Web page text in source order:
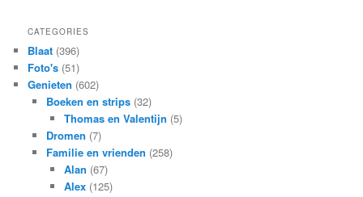
CATEGORIES
Blaat (396)
Foto's (51)
Genieten (602)
Boeken en strips(32)
Thomas en Valentijn (5)
Dromen (7)
Familie en vrienden (258)
Alan (67)
Alex (125)